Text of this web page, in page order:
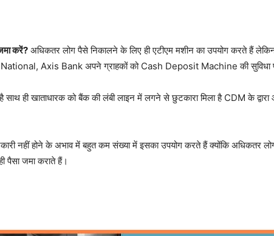
करें? अधिकतर लोग पैसे निकालने के लिए ही एटीएम मशीन का उपयोग करते हैं
Axis Bank अपने ग्राहकों को Cash Deposit Machine की सुविधा
ही खाताधारक को बैंक की लंबी लाइन में लगने से छुटकारा मिला है CDM के
नहीं होने के अभाव में बहुत कम संख्या में इसका उपयोग करते हैं क्योंकि अधिकतर
पैसा जमा कराते हैं।